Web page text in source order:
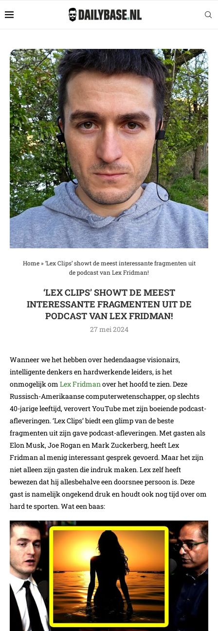
Home» ‘Lex Clips’ showt de meest interessante fragmenten uit
de podcast van Lex Fridman!
‘LEX CLIPS’ SHOWT DE MEEST
INTERESSANTE FRAGMENTEN UIT DE
PODCAST VAN LEX FRIDMAN!
27 mei 2024
Wanneer we het hebben over hedendaagse visionairs,
intelligente denkers en hardwerkende leiders, is het
onmogelijk om Lex Fridmanover het hoofd te zien. Deze
Russisch-Amerikaanse computerwetenschapper, op slechts
40-jarige leeftijd, verovert YouTube met zijn boeiende podcast-
afleveringen. ‘Lex Clips’ biedt een glimp van de beste
fragmenten uit zijn gave podcast-afleveringen. Met gasten als
Elon Musk, Joe Rogan en Mark Zuckerberg, heeft Lex
Fridman al menig interessant gesprek gevoerd. Maar het zijn
niet alleen zijn gasten die indruk maken. Lex zelf heeft
bewezen dat hij allesbehalve een doorsnee persoon is. Deze
gast is namelijk ongekend druk en houdt ook nog tijd over om
hard te sporten. Wat een baas: